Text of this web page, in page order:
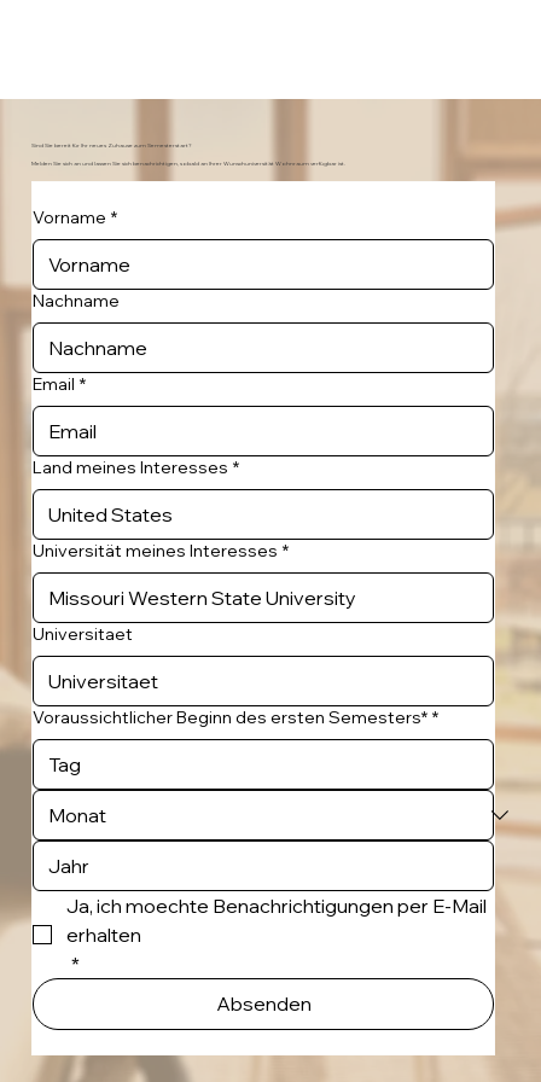
Sind Sie bereit für Ihr neues Zuhause zum Semesterstart?
Melden Sie sich an und lassen Sie sich benachrichtigen, sobald an Ihrer Wunschuniversität Wohnraum verfügbar ist.
Vorname *
Nachname
Email *
Land meines Interesses *
Universität meines Interesses *
Universitaet
Voraussichtlicher Beginn des ersten Semesters* *
Ja, ich moechte Benachrichtigungen per E-Mail
erhalten
*
Absenden